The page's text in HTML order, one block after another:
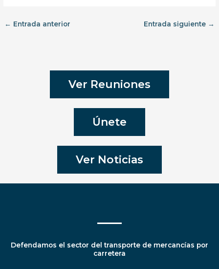
← Entrada anterior Entrada siguiente →
Ver Reuniones
Únete
Ver Noticias
Defendamos el sector del transporte de mercancías por
carretera